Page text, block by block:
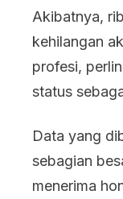
Akibatnya,
kehilangan
profesi,
status
Data yang
sebagian
menerima